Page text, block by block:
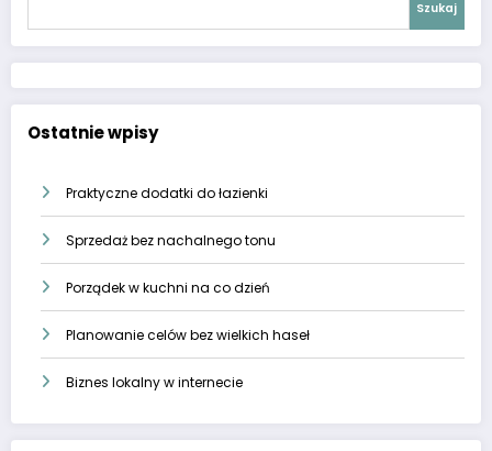
Szukaj
Ostatnie wpisy
Praktyczne dodatki do łazienki
Sprzedaż bez nachalnego tonu
Porządek w kuchni na co dzień
Planowanie celów bez wielkich haseł
Biznes lokalny w internecie